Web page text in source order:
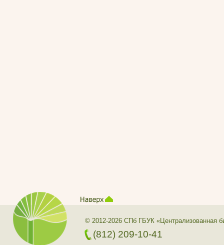
© 2012-2026 СПб ГБУК «Централизованная
(812) 209-10-41